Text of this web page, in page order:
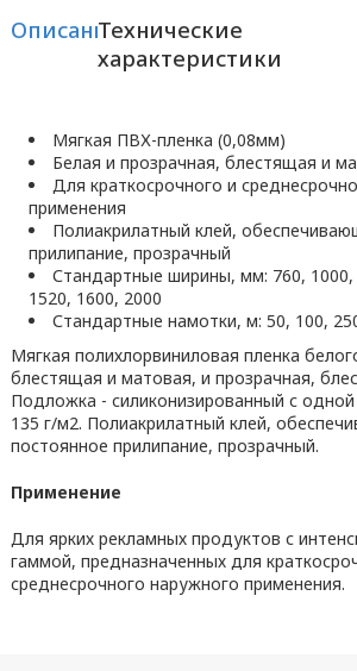
ОписаниеТехнические
характеристики
Мягкая ПВХ-пленка (0,08мм)
Белая и прозрачная, блестящая и
Для краткосрочного и
применения
Полиакрилатный клей,
прилипание, прозрачный
Стандартные ширины, мм: 760, 1000,
1520, 1600, 2000
Стандартные намотки, м: 50, 100,
Мягкая полихлорвиниловая пленка
блестящая и матовая, и прозрачная,
Подложка - силиконизированный с
135 г/м2. Полиакрилатный клей,
постоянное прилипание, прозрачный.
Применение
Для ярких рекламных продуктов с
гаммой, предназначенных для
среднесрочного наружного применения.